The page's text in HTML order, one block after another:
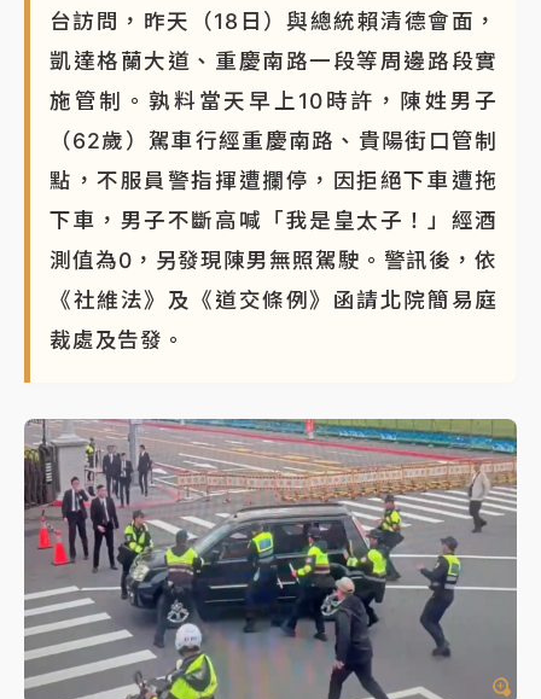
台訪問，昨天（18日）與總統賴清德會面，
凱達格蘭大道、重慶南路一段等周邊路段實
施管制。孰料當天早上10時許，陳姓男子
（62歲）駕車行經重慶南路、貴陽街口管制
點，不服員警指揮遭攔停，因拒絕下車遭拖
下車，男子不斷高喊「我是皇太子！」經酒
測值為0，另發現陳男無照駕駛。警訊後，依
《社維法》及《道交條例》函請北院簡易庭
裁處及告發。